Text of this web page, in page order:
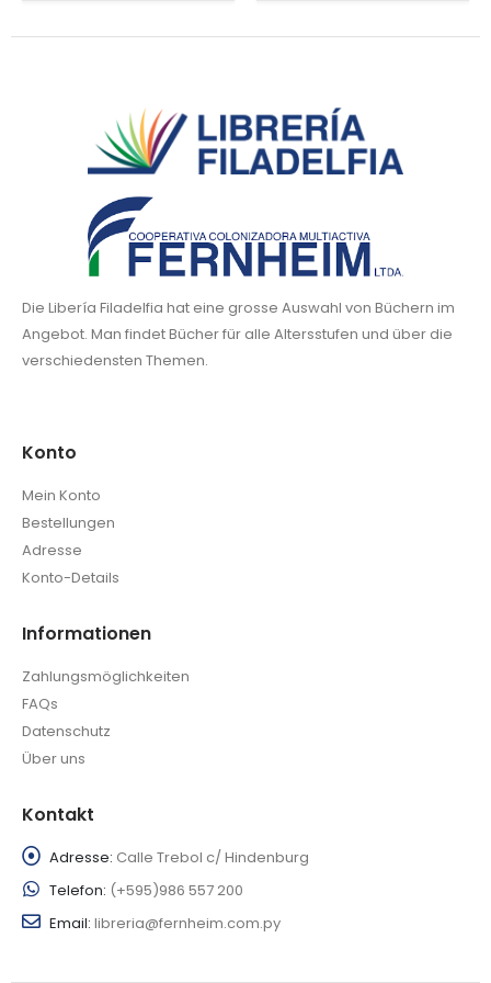
Die Libería Filadelfia hat eine grosse Auswahl von Büchern im
Angebot. Man findet Bücher für alle Altersstufen und über die
verschiedensten Themen.
Konto
Mein Konto
Bestellungen
Adresse
Konto-Details
Informationen
Zahlungsmöglichkeiten
FAQs
Datenschutz
Über uns
Kontakt
Adresse: Calle Trebol c/ Hindenburg
Telefon: (+595)986 557 200
Email: libreria@fernheim.com.py